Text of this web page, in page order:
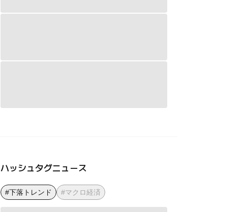
ハッシュタグニュース
#下落トレンド #マクロ経済